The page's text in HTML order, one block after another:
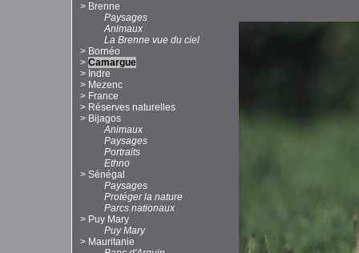
> Brenne
Paysages
Animaux
La Brenne vue du ciel
> Bornéo
> Camargue
> Indre
> Mezenc
> France
> Réserves naturelles
> Bijagos
Animaux
Paysages
Portraits
Ethno
> Sénégal
Paysages
Protéger la nature
Parcs nationaux
> Puy Mary
Puy Mary
> Mauritanie